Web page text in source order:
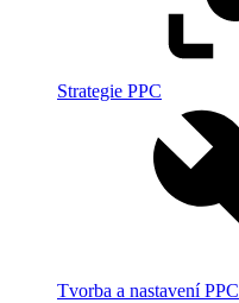
Strategie PPC
Tvorba a nastavení PPC